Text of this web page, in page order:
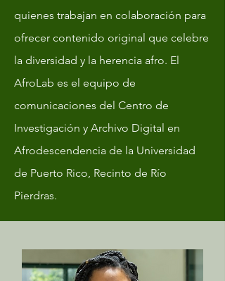
quienes trabajan en colaboración para
ofrecer contenido original que celebre
la diversidad y la herencia afro. El
AfroLab es el equipo de
comunicaciones del Centro de
Investigación y Archivo Digital en
Afrodescendencia de la Universidad
de Puerto Rico, Recinto de Río
Pierdras.